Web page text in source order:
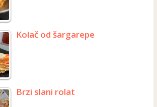
Kolač od šargarepe
Brzi slani rolat